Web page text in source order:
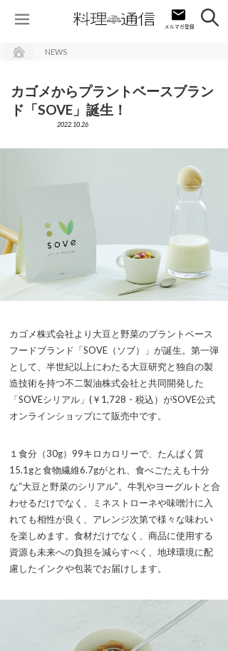
NEWS
カゴメからプラントベースブラン
ド「SOVE」誕生！
2022.10.26
カゴメ株式会社より大豆と野菜のプラントベース
フードブランド「SOVE（ソブ）」が誕生。第一弾
として、半世紀以上にわたる大豆研究と独自の製
造技術を持つ不二製油株式会社と共同開発した
「SOVEシリアル」(￥1,728・税込）がSOVE公式
オンラインショップにて販売中です。
１食分（30g）99キロカロリーで、たんぱく質
15.1gと食物繊維6.7gがとれ、食べごたえも十分
な“大豆と野菜のシリアル”。牛乳やヨーグルトと合
わせるだけでなく、ミネストローネや味噌汁に入
れても相性が良く、アレンジ次第で様々な味わい
を楽しめます。食材だけでなく、商品に使用する
資源も未来への負担を減らすべく、地球環境に配
慮したインクや包装でお届けします。